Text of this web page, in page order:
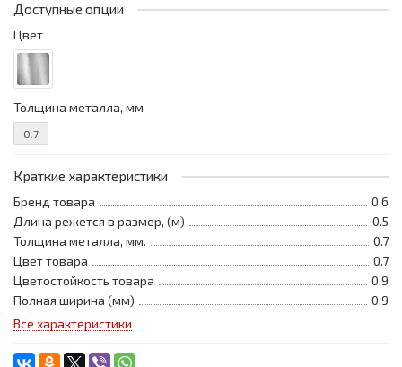
Доступные опции
Цвет
Толщина металла, мм
0.7
Краткие характеристики
Бренд товара
0.6
Длина режется в размер, (м)
0.5
Толщина металла, мм.
0.7
Цвет товара
0.7
Цветостойкость товара
0.9
Полная ширина (мм)
0.9
Все характеристики